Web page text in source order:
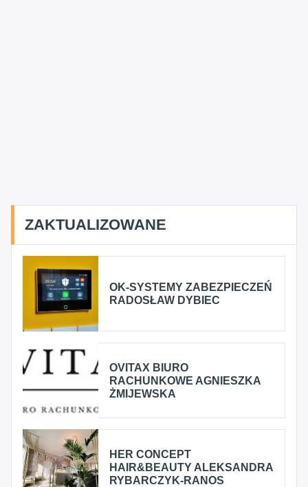
ZAKTUALIZOWANE
OK-SYSTEMY ZABEZPIECZEŃ
RADOSŁAW DYBIEC
OVITAX BIURO
RACHUNKOWE AGNIESZKA
ŻMIJEWSKA
HER CONCEPT
HAIR&BEAUTY ALEKSANDRA
RYBARCZYK-RANOS